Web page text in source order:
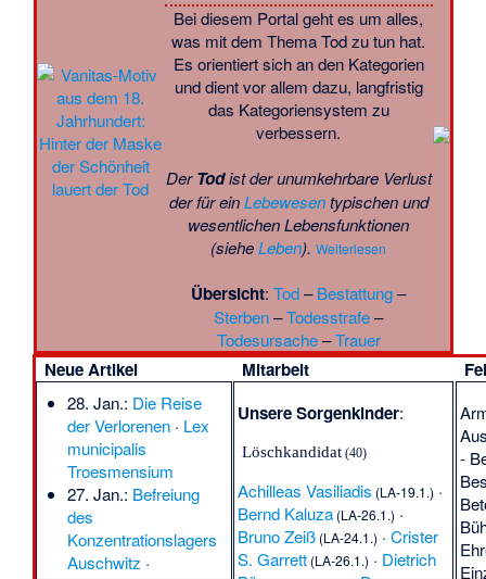
Bei diesem Portal geht es um alles,
was mit dem Thema Tod zu tun hat.
Es orientiert sich an den Kategorien
und dient vor allem dazu, langfristig
das Kategoriensystem zu
verbessern.
DerTodist der unumkehrbare Verlust
der für einLebewesentypischen und
wesentlichen Lebensfunktionen
(sieheLeben). Weiterlesen
Übersicht: Tod–Bestattung–
Sterben–Todesstrafe–
Todesursache–Trauer
Neue Artikel
28. Jan.: Die Reise
der Verlorenen· Lex
municipalis
Troesmensium
27. Jan.: Befreiung
des
Konzentrationslagers
Auschwitz ·
Mitarbeit
Unsere Sorgenkinder:
Löschkandidat (40)
Achilleas Vasiliadis (LA-19.1.) ·
Bernd Kaluza (LA-26.1.) ·
Bruno Zeiß (LA-24.1.) ·Crister
S. Garrett (LA-26.1.) · Dietrich
-